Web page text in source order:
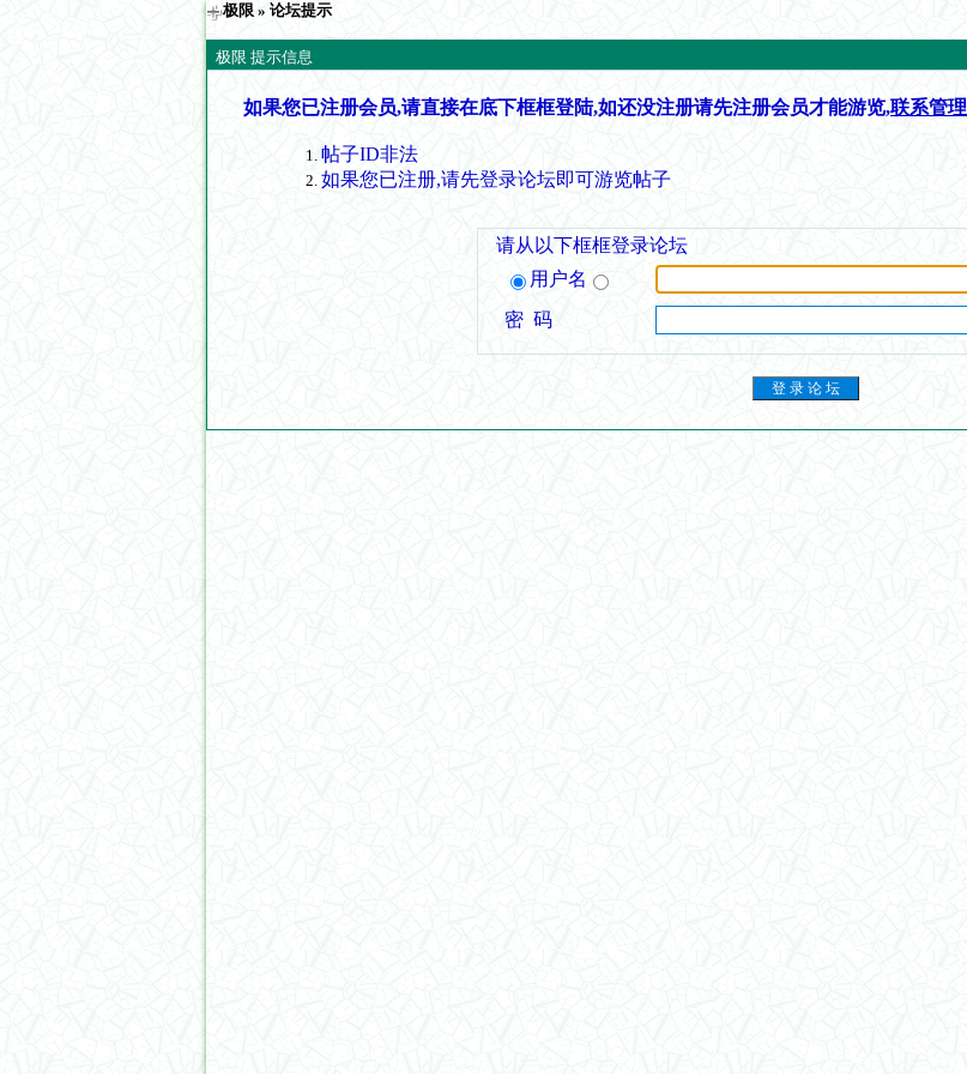
极限 » 论坛提示
极限 提示信息
如果您已注册会员,请直接在底下框框登陆,如还没注册请先注册会员才能游览,联系管理
帖子ID非法
如果您已注册,请先登录论坛即可游览帖子
请从以下框框登录论坛
用户名
密 码